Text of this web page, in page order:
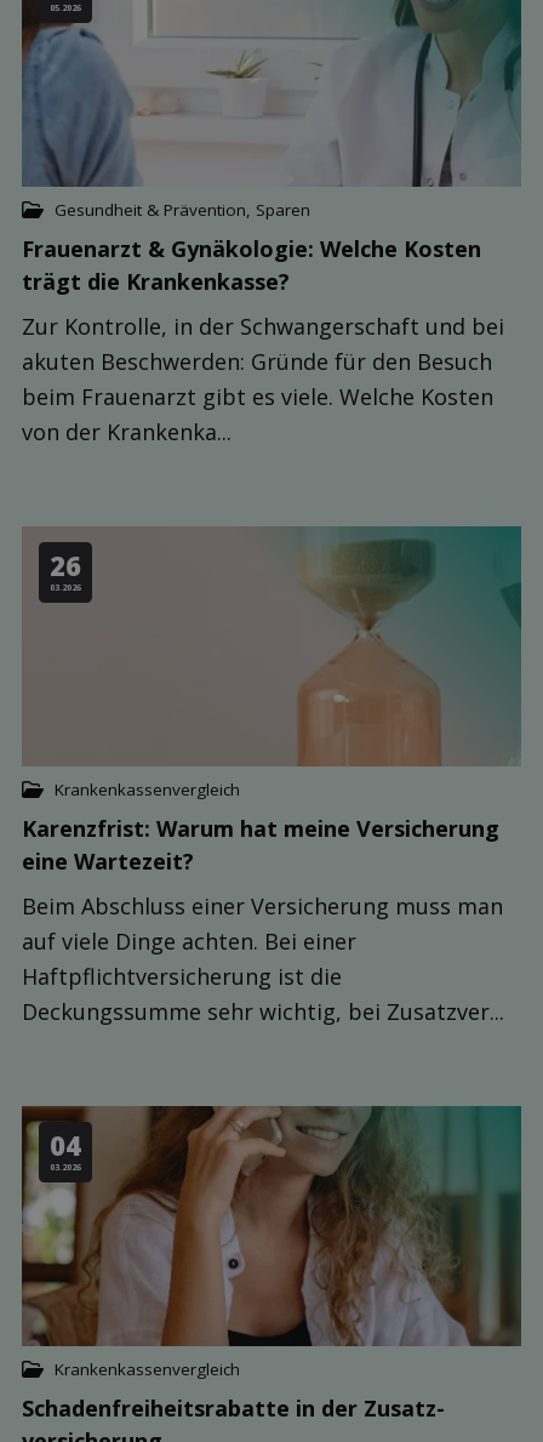
05.2026
Gesundheit & Prävention Sparen
Frauenarzt & Gynäkologie: Welche Kosten
trägt die Kranken­kasse?
Zur Kontrolle, in der Schwangerschaft und bei
akuten Beschwerden: Gründe für den Besuch
beim Frauenarzt gibt es viele. Welche Kosten
von der Krankenka...
26
03.2026
Krankenkassenvergleich
Karenzfrist: Warum hat meine Ver­sicherung
eine Warte­zeit?
Beim Abschluss einer Versicherung muss man
auf viele Dinge achten. Bei einer
Haftpflichtversicherung ist die
Deckungssumme sehr wichtig, bei Zusatzver...
04
03.2026
Krankenkassenvergleich
Schaden­freiheits­rabatte in der Zusatz­